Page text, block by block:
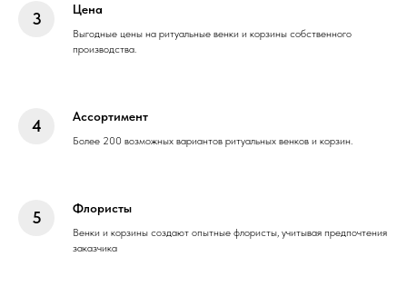
Цена
Выгодные цены на ритуальные венки и корзины собственного
производства.
Ассортимент
Более 200 возможных вариантов ритуальных венков и корзин.
Флористы
Венки и корзины создают опытные флористы, учитывая предпочтения
заказчика